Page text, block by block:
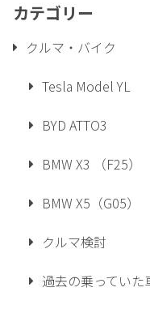
カテゴリー
クルマ・バイク
Tesla Model YL
BYD ATTO3
BMW X3 （F25）
BMW X5（G05）
クルマ検討
過去の乗っていた